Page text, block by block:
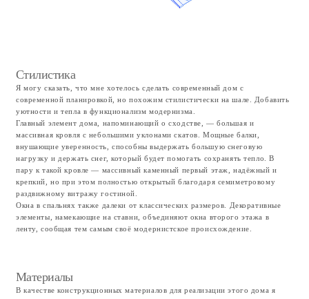
Вторую же зону условно можно назвать «игровой», это большая открытая
каменная терраса, прикрытая от улицы домом. Здесь разместились
шезлонги и место для игр. Вместо бассейна я разместил купель фурако,
как более практичную и функциональную. Купель логически
взаимосвязана с рядом расположенной парной. Заканчивается терраса
площадкой с зоной для костра, которая оборудована скамейками и
костровой чашей. Заканчивается участок третьей зоной, в которой я
предлагаю сохранить лесную часть участка, со взрослыми елями и дикими
травами.